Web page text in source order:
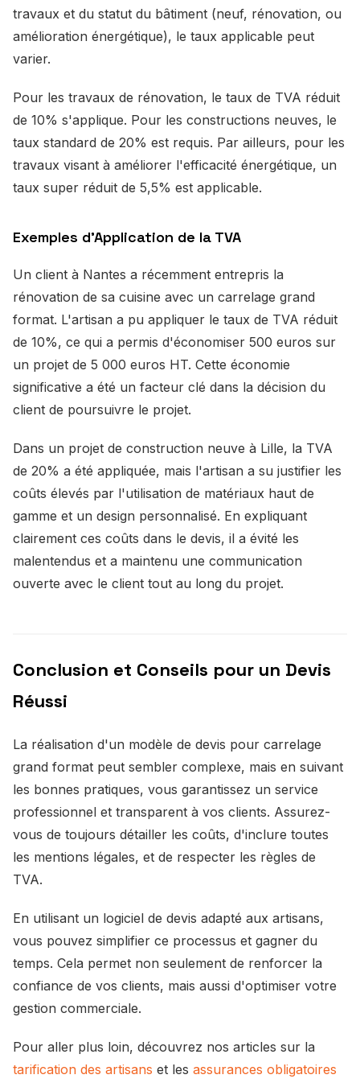
travaux et du statut du bâtiment (neuf, rénovation, ou
amélioration énergétique), le taux applicable peut
varier.
Pour les travaux de rénovation, le taux de TVA réduit
de 10% s'applique. Pour les constructions neuves, le
taux standard de 20% est requis. Par ailleurs, pour les
travaux visant à améliorer l'efficacité énergétique, un
taux super réduit de 5,5% est applicable.
Exemples d'Application de la TVA
Un client à Nantes a récemment entrepris la
rénovation de sa cuisine avec un carrelage grand
format. L'artisan a pu appliquer le taux de TVA réduit
de 10%, ce qui a permis d'économiser 500 euros sur
un projet de 5 000 euros HT. Cette économie
significative a été un facteur clé dans la décision du
client de poursuivre le projet.
Dans un projet de construction neuve à Lille, la TVA
de 20% a été appliquée, mais l'artisan a su justifier les
coûts élevés par l'utilisation de matériaux haut de
gamme et un design personnalisé. En expliquant
clairement ces coûts dans le devis, il a évité les
malentendus et a maintenu une communication
ouverte avec le client tout au long du projet.
Conclusion et Conseils pour un Devis
Réussi
La réalisation d'un modèle de devis pour carrelage
grand format peut sembler complexe, mais en suivant
les bonnes pratiques, vous garantissez un service
professionnel et transparent à vos clients. Assurez-
vous de toujours détailler les coûts, d'inclure toutes
les mentions légales, et de respecter les règles de
TVA.
En utilisant un logiciel de devis adapté aux artisans,
vous pouvez simplifier ce processus et gagner du
temps. Cela permet non seulement de renforcer la
confiance de vos clients, mais aussi d'optimiser votre
gestion commerciale.
Pour aller plus loin, découvrez nos articles sur la
tarification des artisans et les assurances obligatoires